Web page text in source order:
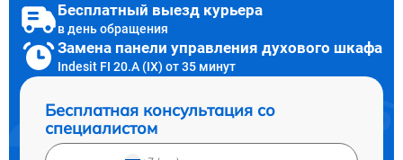
Бесплатный выезд курьера
в день обращения
Замена панели управления духового шкафа
Indesit FI 20.A (IX) от 35 минут
Бесплатная консультация со
специалистом